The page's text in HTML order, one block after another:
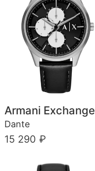
Armani Exchange
Dante
15 290 ₽